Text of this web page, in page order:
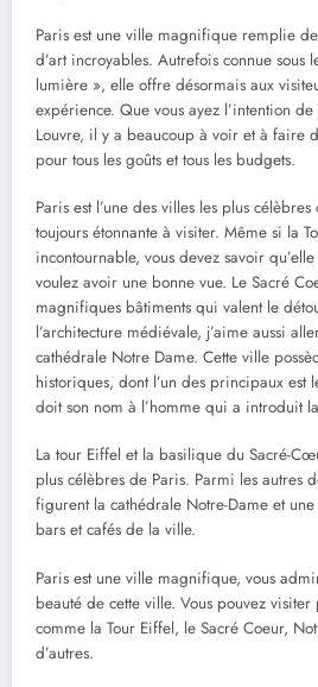
Paris est une ville magnifique remplie
d’art incroyables. Autrefois connue sous
lumière », elle offre désormais aux
expérience. Que vous ayez l’intention
Louvre, il y a beaucoup à voir et à faire
pour tous les goûts et tous les budgets.
Paris est l’une des villes les plus
toujours étonnante à visiter. Même si la
incontournable, vous devez savoir
voulez avoir une bonne vue. Le Sacré
magnifiques bâtiments qui valent le
l’architecture médiévale, j’aime aussi
cathédrale Notre Dame. Cette ville
historiques, dont l’un des principaux est
doit son nom à l’homme qui a introduit
La tour Eiffel et la basilique du Sacré-
plus célèbres de Paris. Parmi les autres
figurent la cathédrale Notre-Dame et
bars et cafés de la ville.
Paris est une ville magnifique, vous
beauté de cette ville. Vous pouvez
comme la Tour Eiffel, le Sacré Coeur,
d’autres.